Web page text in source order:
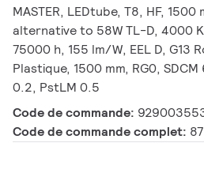
MASTER, LEDtube, T8, HF, 1500
alternative to 58W TL-D, 4000
75000 h, 155 lm/W, EEL D, G13
Plastique, 1500 mm, RG0,
0.2, PstLM 0.5
Code de commande:
Code de commande complet: